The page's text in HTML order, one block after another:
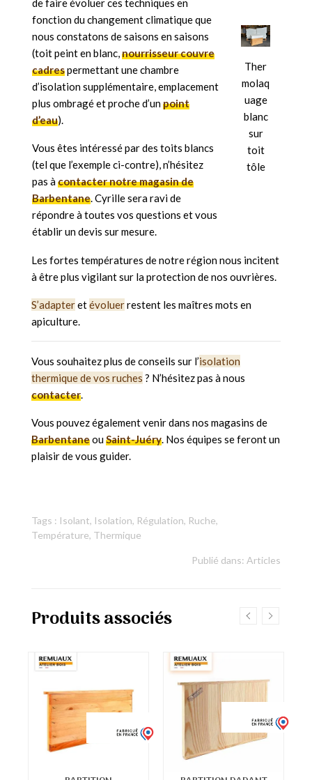
fonction du changement climatique que
nous constatons de saisons en saisons
(toit peint en blanc, nourrisseur couvre
cadrespermettant une chambre
d’isolation supplémentaire, emplacement
plus ombragé et proche d’unpoint
d’eau).
Vous êtes intéressé par des toits blancs
(tel que l’exemple ci-contre), n’hésitez
pas àcontacter notre magasin de
Barbentane . Cyrille sera ravi de
répondre à toutes vos questions et vous
établir un devis sur mesure.
Ther
molaq
uage
blanc
sur
toit
tôle
Les fortes températures de notre région nous incitent
à être plus vigilant sur la protection de nos ouvrières.
S’adapteretévoluerrestent les maîtres mots en
apiculture.
Vous souhaitez plus de conseils sur l’isolation
thermique de vos ruches ? N’hésitez pas à nous
contacter
Vous pouvez également venir dans nos magasins de
BarbentaneouSaint-Juéry . Nos équipes se feront un
plaisir de vous guider.
Tags : Isolant, Isolation, Régulation, Ruche,
Température, Thermique
Publié dans: Articles
Produits associés